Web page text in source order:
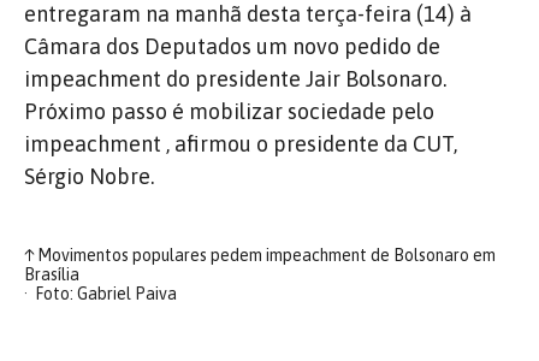
entregaram na manhã desta terça-feira (14) à
Câmara dos Deputados um novo pedido de
impeachment do presidente Jair Bolsonaro.
Próximo passo é mobilizar sociedade pelo
impeachment , afirmou o presidente da CUT,
Sérgio Nobre.
↑Movimentos populares pedem impeachment de Bolsonaro em
Brasília
Foto: Gabriel Paiva